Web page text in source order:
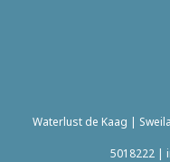
Waterlust de Kaag |
5018222 |